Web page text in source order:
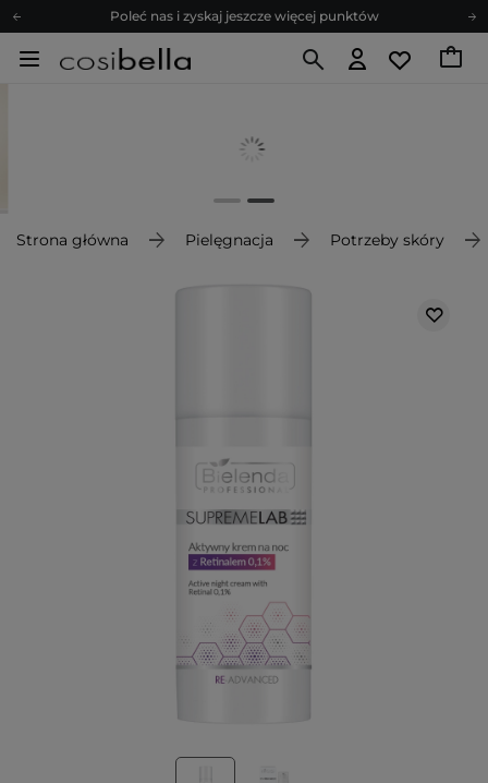
Poleć nas i zyskaj jeszcze więcej punktów
Zapisz się na newsletter pełen porad
Poleć nas i zyskaj jeszcze więcej punktów
Strona główna Pielęgnacja Potrzeby skóry